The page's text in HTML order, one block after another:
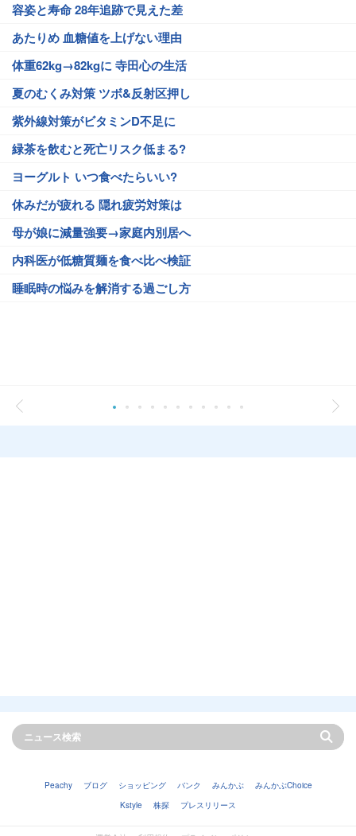
容姿と寿命 28年追跡で見えた差
あたりめ 血糖値を上げない理由
体重62kg→82kgに 寺田心の生活
夏のむくみ対策 ツボ&反射区押し
紫外線対策がビタミンD不足に
緑茶を飲むと死亡リスク低まる?
ヨーグルト いつ食べたらいい?
休みだが疲れる 隠れ疲労対策は
母が娘に減量強要→家庭内別居へ
内科医が低糖質麺を食べ比べ検証
睡眠時の悩みを解消する過ごし方
Peachy ブログ ショッピング バンク みんかぶ
みんかぶChoice
Kstyle
株探 プレスリリース